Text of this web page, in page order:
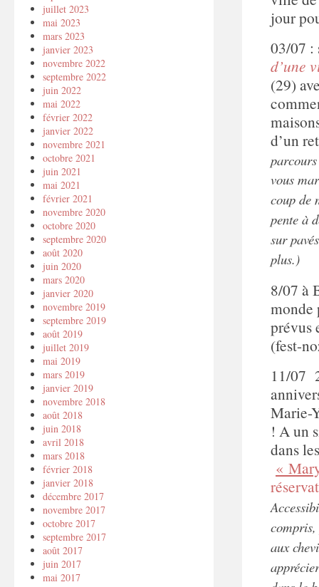
juillet 2023
mai 2023
mars 2023
janvier 2023
novembre 2022
septembre 2022
juin 2022
mai 2022
février 2022
janvier 2022
novembre 2021
octobre 2021
juin 2021
mai 2021
février 2021
novembre 2020
octobre 2020
septembre 2020
août 2020
juin 2020
mars 2020
janvier 2020
novembre 2019
septembre 2019
août 2019
juillet 2019
mai 2019
mars 2019
janvier 2019
novembre 2018
août 2018
juin 2018
avril 2018
mars 2018
février 2018
janvier 2018
décembre 2017
novembre 2017
octobre 2017
septembre 2017
août 2017
juin 2017
mai 2017
jour
03/07 :
d’une
(29)
d’un
vous
coup de
pente à
sur
plus.)
8/07 à
monde
prévus
(fest-
11/07
Marie-
! A un
dans
«
compris,
aux